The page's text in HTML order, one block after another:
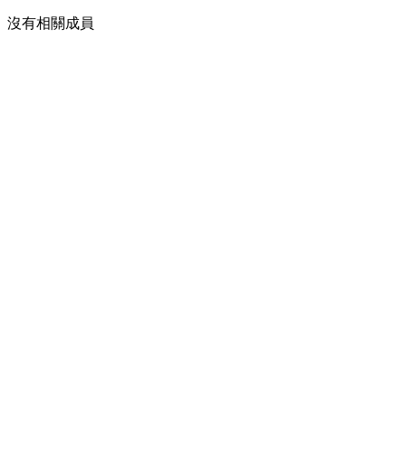
沒有相關成員